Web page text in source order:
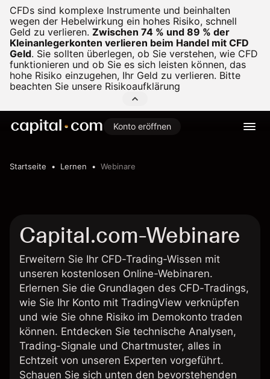
CFDs sind komplexe Instrumente und beinhalten
wegen der Hebelwirkung ein hohes Risiko, schnell
Geld zu verlieren. Zwischen 74 % und 89 % der
Kleinanlegerkonten verlieren beim Handel mit CFD
Geld. Sie sollten überlegen, ob Sie verstehen, wie CFD
funktionieren und ob Sie es sich leisten können, das
hohe Risiko einzugehen, Ihr Geld zu verlieren. Bitte
beachten Sie unsere Risikoaufklärung
Konto eröffnen
Startseite Lernen Webinare
Capital.com-Webinare
Erweitern Sie Ihr CFD-Trading-Wissen mit
unseren kostenlosen Online-Webinaren.
Erlernen Sie die Grundlagen des CFD-Tradings,
wie Sie Ihr Konto mit TradingView verknüpfen
und wie Sie ohne Risiko im Demokonto traden
können. Entdecken Sie technische Analysen,
Trading-Signale und Chartmuster, alles in
Echtzeit von unseren Experten vorgeführt.
Schauen Sie sich unten den bevorstehenden